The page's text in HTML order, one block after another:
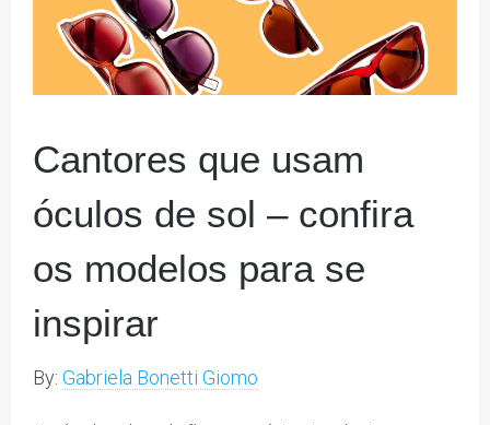
Cantores que usam
óculos de sol – confira
os modelos para se
inspirar
By: Gabriela Bonetti Giomo